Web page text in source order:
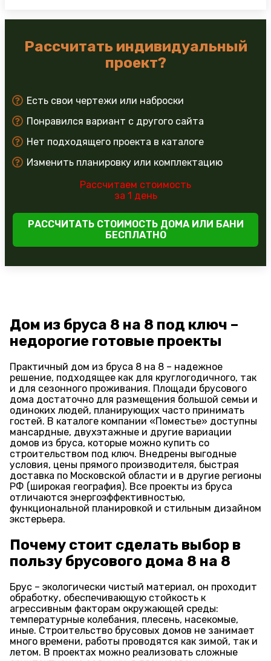
Рассчитать индивидуальный
проект?
Есть свои чертежи или наброски
Понравился вариант с другого сайта
Нет подходящего проекта в каталоге
Изменить планировку или комплектацию
Рассчитаем стоимость
за 1 день
РАССЧИТАТЬ СТОИМОСТЬ ДОМА ИЛИ БАНИ
БЕСПЛАТНО
Дом из бруса 8 на 8 под ключ –
недорогие готовые проекты
Практичный дом из бруса 8 на 8 – надежное
решение, подходящее как для круглогодичного, так
и для сезонного проживания. Площади брусового
дома достаточно для размещения большой семьи и
одиноких людей, планирующих часто принимать
гостей. В каталоге компании «Поместье» доступны
мансардные, двухэтажные и другие вариации
домов из бруса, которые можно купить со
строительством под ключ. Внедрены выгодные
условия, цены прямого производителя, быстрая
доставка по Московской области и в другие регионы
РФ (широкая география). Все проекты из бруса
отличаются энергоэффективностью,
функциональной планировкой и стильным дизайном
экстерьера.
Почему стоит сделать выбор в
пользу брусового дома 8 на 8
Брус – экологически чистый материал, он проходит
обработку, обеспечивающую стойкость к
агрессивным факторам окружающей среды:
температурные колебания, плесень, насекомые,
иные. Строительство брусовых домов не занимает
много времени, работы проводятся как зимой, так и
летом. В проектах можно реализовать сложные